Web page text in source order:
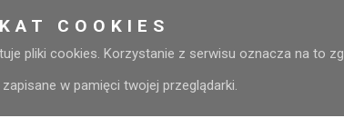
COOKIES
pliki cookies. Korzystanie z serwisu oznacza na to
w pamięci twojej przeglądarki.